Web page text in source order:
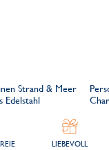
Strand & Meer
Edelstahl
LIEBEVOLL